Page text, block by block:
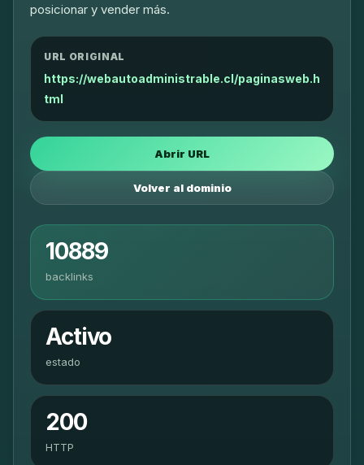
posicionar y vender más.
URL ORIGINAL
https://webautoadministrable.cl/paginasweb.h
tml
Abrir URL
Volver al dominio
10889
backlinks
Activo
estado
200
HTTP